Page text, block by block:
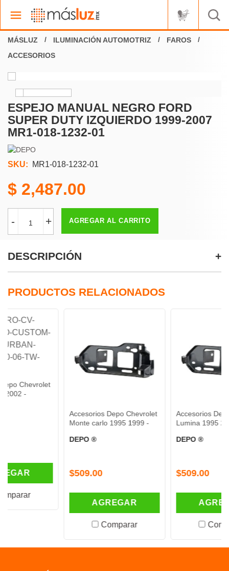
ILUMINACIÓN AUTOMOTRIZ
FAROS
ACCESORIOS
ESPEJO MANUAL NEGRO FORD
SUPER DUTY IZQUIERDO 1999-2007
MR1-018-1232-01
SKU: MR1-018-1232-01
2,487.00
- + AGREGAR AL CARRITO
DESCRIPCIÓN
PRODUCTOS RELACIONADOS
Accesorios Depo Chevrolet
Monte carlo 1995 1999 -
AGREGAR
Comparar
Accesorios Depo Chevrolet
Lumina 1995 2001 -
AGREGAR
Comparar